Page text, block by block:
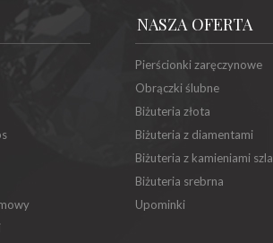
NASZA OFERTA
Pierścionki zaręczynowe
Obrączki ślubne
Biżuteria złota
Biżuteria z diamentami
Biżuteria z kamieniami
Biżuteria srebrna
Upominki